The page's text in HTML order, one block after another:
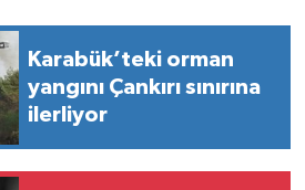
Karabük’teki orman
yangını Çankırı sınırına
ilerliyor